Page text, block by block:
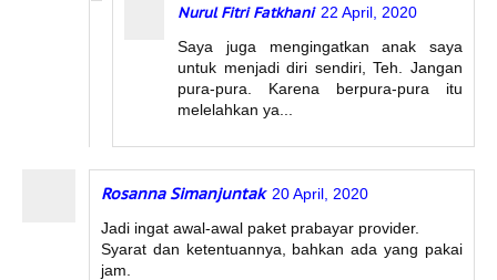
Nurul Fitri Fatkhani 22 April, 2020
Saya juga mengingatkan anak saya
untuk menjadi diri sendiri, Teh. Jangan
pura-pura. Karena berpura-pura itu
melelahkan ya...
Rosanna Simanjuntak 20 April, 2020
Jadi ingat awal-awal paket prabayar provider.
Syarat dan ketentuannya, bahkan ada yang pakai
jam.